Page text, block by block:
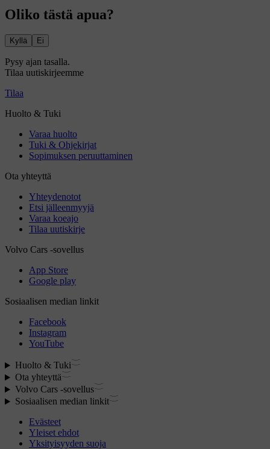
Oliko tästä apua?
Kyllä Ei